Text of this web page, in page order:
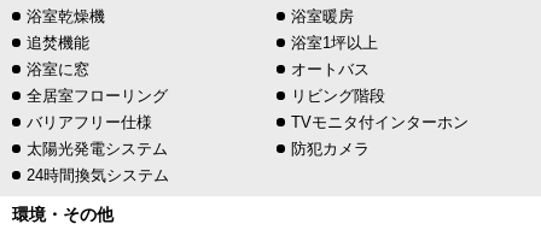
浴室乾燥機
浴室暖房
追焚機能
浴室1坪以上
浴室に窓
オートバス
全居室フローリング
リビング階段
バリアフリー仕様
TVモニタ付インターホン
太陽光発電システム
防犯カメラ
24時間換気システム
環境・その他